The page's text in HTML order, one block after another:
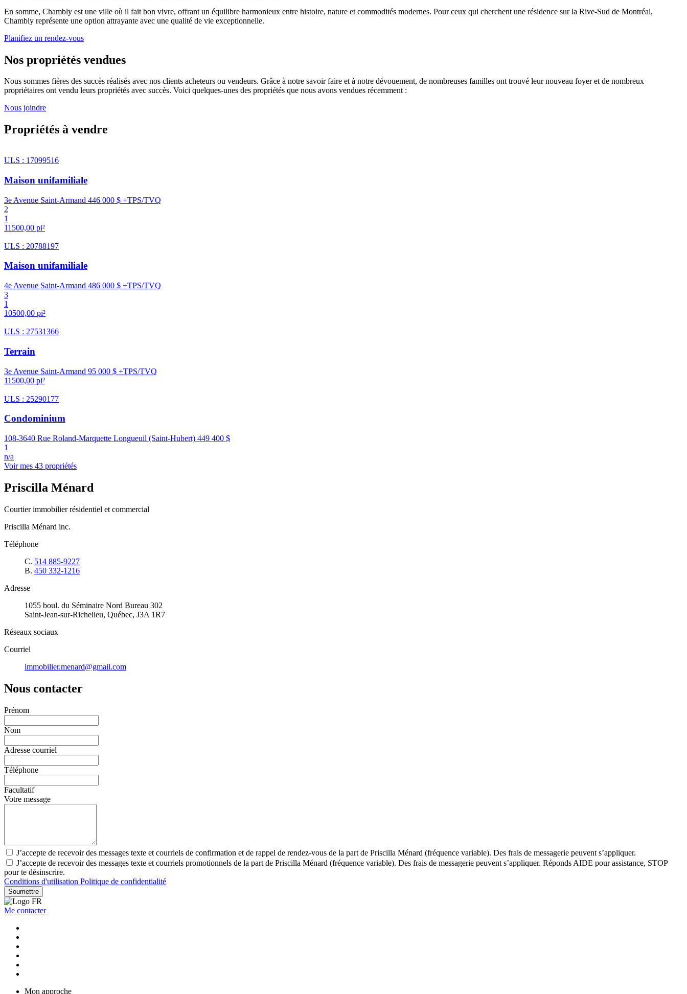
En somme, Chambly est une ville où il fait bon vivre, offrant un équilibre harmonieux entre histoire, nature et commodités modernes. Pour ceux qui cherchent une résidence sur la Rive-Sud de Montréal,
Chambly représente une option attrayante avec une qualité de vie exceptionnelle.
Planifiez un rendez-vous
Nos propriétés vendues
Nous sommes fières des succès réalisés avec nos clients acheteurs ou vendeurs. Grâce à notre savoir faire et à notre dévouement, de nombreuses familles ont trouvé leur nouveau foyer et de nombreux
propriétaires ont vendu leurs propriétés avec succès. Voici quelques-unes des propriétés que nous avons vendues récemment :
Nous joindre
Propriétés à vendre
ULS : 17099516
Maison unifamiliale
3e Avenue Saint-Armand 446 000 $ +TPS/TVQ
2
1
11500,00 pi²
ULS : 20788197
Maison unifamiliale
4e Avenue Saint-Armand 486 000 $ +TPS/TVQ
3
1
10500,00 pi²
ULS : 27531366
Terrain
3e Avenue Saint-Armand 95 000 $ +TPS/TVQ
11500,00 pi²
ULS : 25290177
Condominium
108-3640 Rue Roland-Marquette Longueuil (Saint-Hubert) 449 400 $
1
n/a
Voir mes 43 propriétés
Priscilla Ménard
Courtier immobilier résidentiel et commercial
Priscilla Ménard inc.
Téléphone
C. 514 885-9227
B. 450 332-1216
Adresse
1055 boul. du Séminaire Nord Bureau 302
Saint-Jean-sur-Richelieu, Québec, J3A 1R7
Réseaux sociaux
Courriel
immobilier.menard@gmail.com
Nous contacter
Prénom
Nom
Adresse courriel
Téléphone
Facultatif
Votre message
J’accepte de recevoir des messages texte et courriels de confirmation et de rappel de rendez-vous de la part de Priscilla Ménard (fréquence variable). Des frais de messagerie peuvent s’appliquer.
J’accepte de recevoir des messages texte et courriels promotionnels de la part de Priscilla Ménard (fréquence variable). Des frais de messagerie peuvent s’appliquer. Réponds AIDE pour assistance, STOP
pour te désinscrire.
Conditions d'utilisation Politique de confidentialité
Soumettre
Me contacter
Mon approche